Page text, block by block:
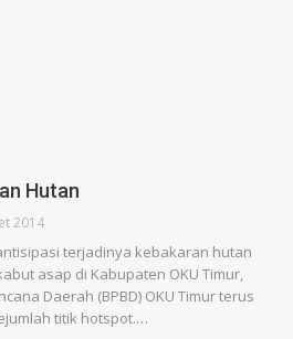
Hutan
2014
terjadinya kebakaran hutan
asap di Kabupaten OKU Timur,
Daerah (BPBD) OKU Timur terus
titik hotspot.…